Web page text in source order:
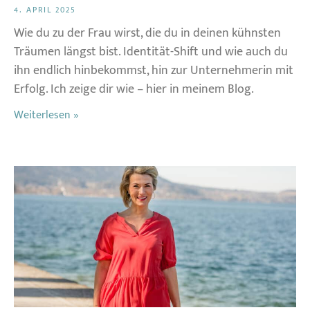
4. APRIL 2025
Wie du zu der Frau wirst, die du in deinen kühnsten
Träumen längst bist. Identität-Shift und wie auch du
ihn endlich hinbekommst, hin zur Unternehmerin mit
Erfolg. Ich zeige dir wie – hier in meinem Blog.
Weiterlesen »